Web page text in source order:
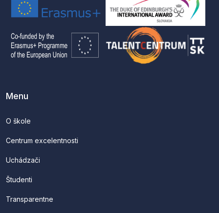
Menu
O škole
Centrum excelentnosti
Uchádzači
Študenti
Transparentne